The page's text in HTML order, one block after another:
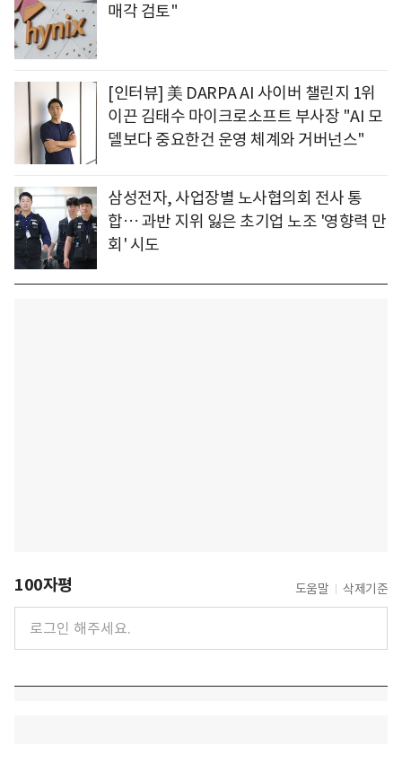
매각 검토"
[인터뷰] 美 DARPA AI 사이버 챌린지 1위
이끈 김태수 마이크로소프트 부사장 "AI 모
델보다 중요한건 운영 체계와 거버넌스"
삼성전자, 사업장별 노사협의회 전사 통
합… 과반 지위 잃은 초기업 노조 '영향력 만
회' 시도
100자평 도움말 삭제기준